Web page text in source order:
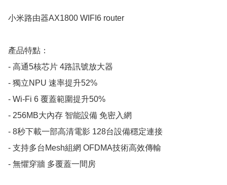
小米路由器AX1800 WIFI6 router
產品特點：
- 高通5核芯片 4路訊號放大器
- 獨立NPU 速率提升52%
- Wi-Fi 6 覆蓋範圍提升50%
- 256MB大內存 智能設備 免密入網
- 8秒下載一部高清電影 128台設備穩定連接
- 支持多台Mesh組網 OFDMA技術高效傳輸
- 無懼穿牆 多覆蓋一間房